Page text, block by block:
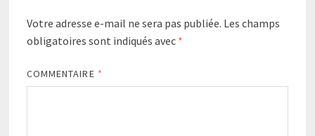
Votre adresse e-mail ne sera pas publiée. Les champs
obligatoires sont indiqués avec *
COMMENTAIRE *